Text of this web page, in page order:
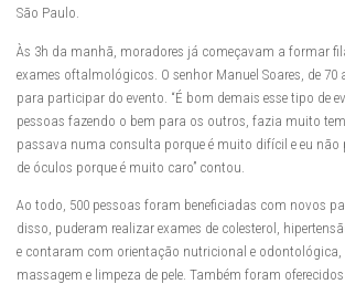
São Paulo.
Às 3h da manhã, moradores já começavam a formar
exames oftalmológicos. O senhor Manuel Soares, de 70
para participar do evento. “É bom demais esse tipo de
pessoas fazendo o bem para os outros, fazia muito
passava numa consulta porque é muito difícil e eu
de óculos porque é muito caro” contou.
Ao todo, 500 pessoas foram beneficiadas com novos
disso, puderam realizar exames de colesterol,
e contaram com orientação nutricional e odontológica,
massagem e limpeza de pele. Também foram